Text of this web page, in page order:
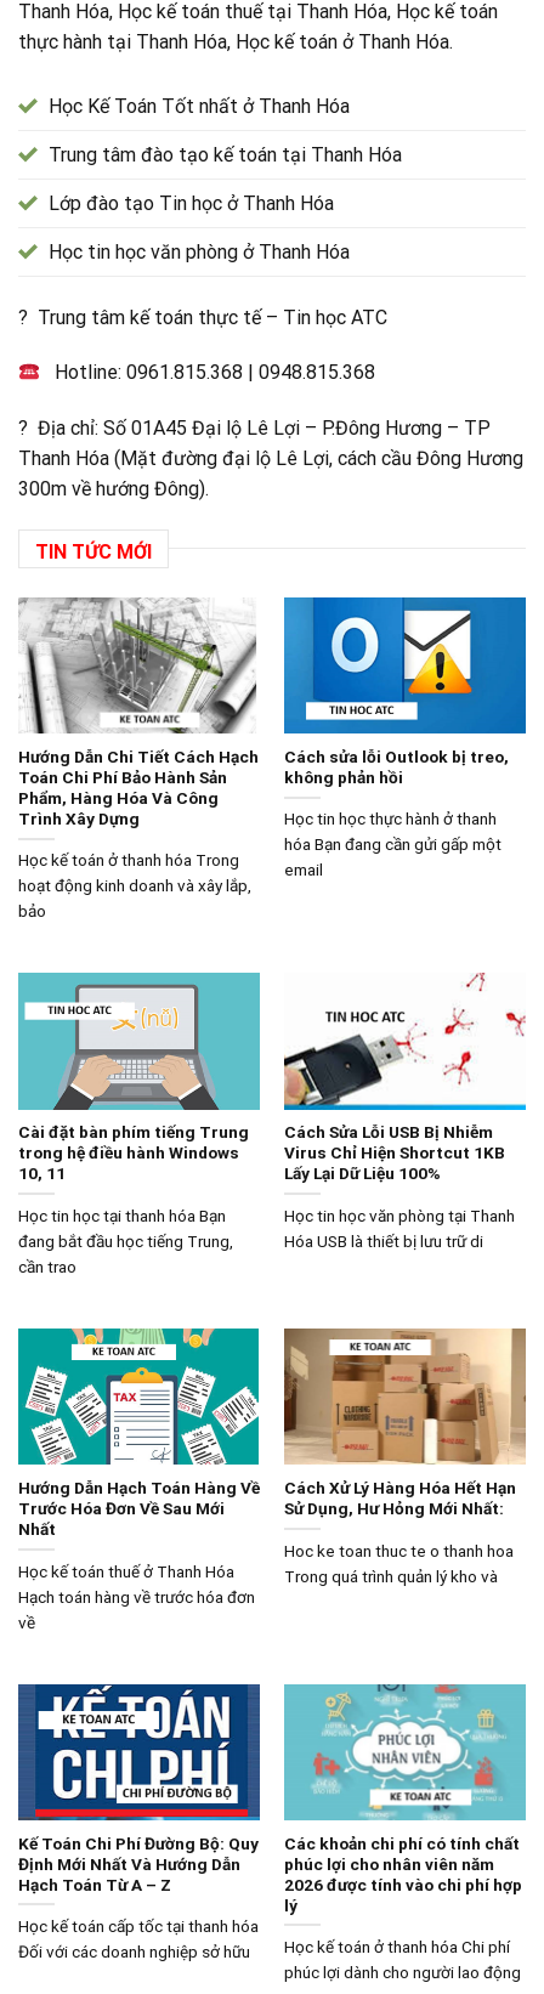
Thanh Hóa, Học kế toán thuế tại Thanh Hóa, Học kế toán
thực hành tại Thanh Hóa, Học kế toán ở Thanh Hóa.
Học Kế Toán Tốt nhất ở Thanh Hóa
Trung tâm đào tạo kế toán tại Thanh Hóa
Lớp đào tạo Tin học ở Thanh Hóa
Học tin học văn phòng ở Thanh Hóa
? Trung tâm kế toán thực tế – Tin học ATC
Hotline:0961.815.368 |0948.815.368
? Địa chỉ: Số 01A45 Đại lộ Lê Lợi – P.Đông Hương – TP
Thanh Hóa (Mặt đường đại lộ Lê Lợi, cách cầu Đông Hương
300m về hướng Đông).
TIN TỨC MỚI
Hướng Dẫn Chi Tiết Cách Hạch
Toán Chi Phí Bảo Hành Sản
Phẩm, Hàng Hóa Và Công
Trình Xây Dựng
Học kế toán ở thanh hóa Trong
hoạt động kinh doanh và xây lắp,
bảo
Cách sửa lỗi Outlook bị treo,
không phản hồi
Học tin học thực hành ở thanh
hóa Bạn đang cần gửi gấp một
email
Cài đặt bàn phím tiếng Trung
trong hệ điều hành Windows
10, 11
Học tin học tại thanh hóa Bạn
đang bắt đầu học tiếng Trung,
cần trao
Cách Sửa Lỗi USB Bị Nhiễm
Virus Chỉ Hiện Shortcut 1KB
Lấy Lại Dữ Liệu 100%
Học tin học văn phòng tại Thanh
Hóa USB là thiết bị lưu trữ di
Hướng Dẫn Hạch Toán Hàng Về
Trước Hóa Đơn Về Sau Mới
Nhất
Học kế toán thuế ở Thanh Hóa
Hạch toán hàng về trước hóa đơn
về
Cách Xử Lý Hàng Hóa Hết Hạn
Sử Dụng, Hư Hỏng Mới Nhất:
Hoc ke toan thuc te o thanh hoa
Trong quá trình quản lý kho và
Kế Toán Chi Phí Đường Bộ: Quy
Định Mới Nhất Và Hướng Dẫn
Hạch Toán Từ A – Z
Học kế toán cấp tốc tại thanh hóa
Đối với các doanh nghiệp sở hữu
Các khoản chi phí có tính chất
phúc lợi cho nhân viên năm
2026 được tính vào chi phí hợp
lý
Học kế toán ở thanh hóa Chi phí
phúc lợi dành cho người lao động